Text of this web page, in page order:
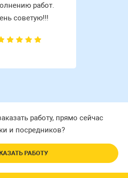
работ.
советую!!!
работу, прямо сейчас
и посредников?
РАБОТУ